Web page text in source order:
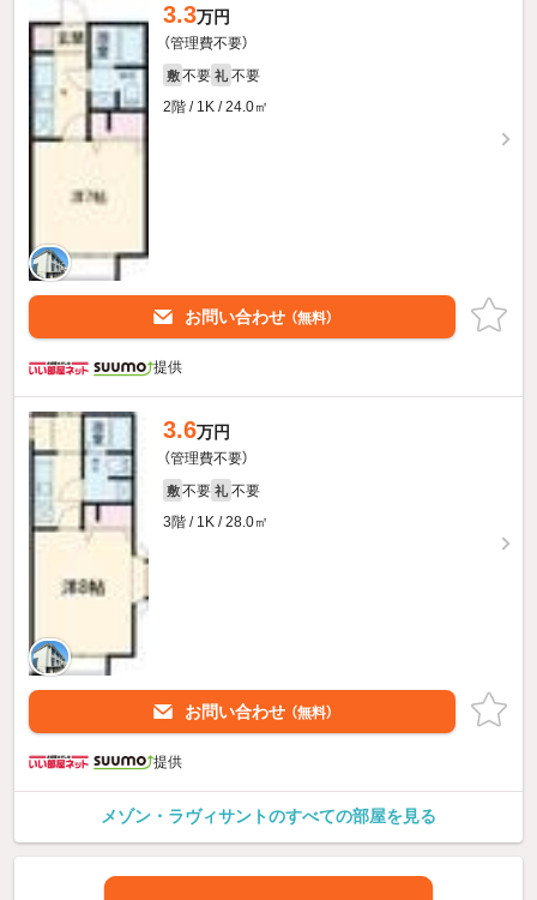
3.3万円
（管理費不要）
敷 不要 礼 不要
2階 / 1K / 24.0㎡
お問い合わせ （無料）
提供
3.6万円
（管理費不要）
敷 不要 礼 不要
3階 / 1K / 28.0㎡
お問い合わせ （無料）
提供
メゾン・ラヴィサントのすべての部屋を見る